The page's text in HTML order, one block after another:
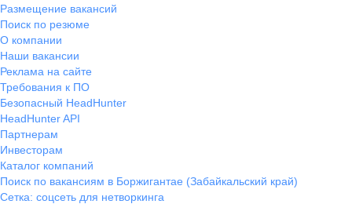
Размещение вакансий
Поиск по резюме
О компании
Наши вакансии
Реклама на сайте
Требования к ПО
Безопасный HeadHunter
HeadHunter API
Партнерам
Инвесторам
Каталог компаний
Поиск по вакансиям в Боржигантае (Забайкальский край)
Сетка: соцсеть для нетворкинга